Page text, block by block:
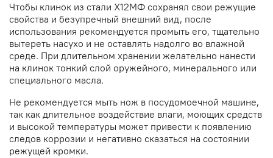
Чтобы клинок из стали Х12МФ сохранял свои режущие
свойства и безупречный внешний вид, после
использования рекомендуется промыть его, тщательно
вытереть насухо и не оставлять надолго во влажной
среде. При длительном хранении желательно нанести
на клинок тонкий слой оружейного, минерального или
специального масла.
Не рекомендуется мыть нож в посудомоечной машине,
так как длительное воздействие влаги, моющих средств
и высокой температуры может привести к появлению
следов коррозии и негативно сказаться на состоянии
режущей кромки.